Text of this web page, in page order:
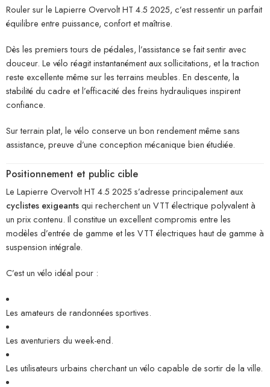
Rouler sur le Lapierre Overvolt HT 4.5 2025, c’est ressentir un parfait
équilibre entre puissance, confort et maîtrise.
Dès les premiers tours de pédales, l’assistance se fait sentir avec
douceur. Le vélo réagit instantanément aux sollicitations, et la traction
reste excellente même sur les terrains meubles. En descente, la
stabilité du cadre et l’efficacité des freins hydrauliques inspirent
confiance.
Sur terrain plat, le vélo conserve un bon rendement même sans
assistance, preuve d’une conception mécanique bien étudiée.
Positionnement et public cible
Le Lapierre Overvolt HT 4.5 2025 s’adresse principalement aux
cyclistes exigeantsqui recherchent un VTT électrique polyvalent à
un prix contenu. Il constitue un excellent compromis entre les
modèles d’entrée de gamme et les VTT électriques haut de gamme à
suspension intégrale.
C’est un vélo idéal pour :
Les amateurs de randonnées sportives.
Les aventuriers du week-end.
Les utilisateurs urbains cherchant un vélo capable de sortir de la ville.